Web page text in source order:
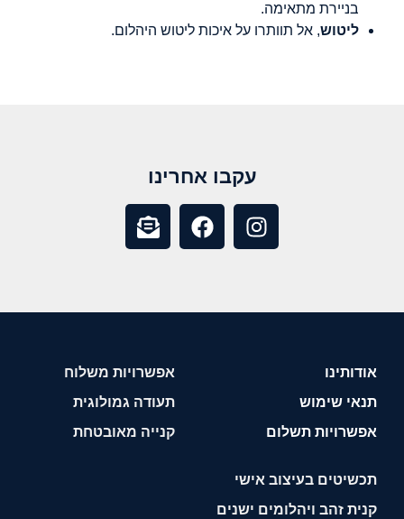
בניירת מתאימה.
ליטוש, אל תוותרו על איכות ליטוש היהלום.
עקבו אחרינו
אודותינו
תנאי שימוש
אפשרויות תשלום
אפשרויות משלוח
תעודה גמולוגית
קנייה מאובטחת
תכשיטים בעיצוב אישי
קנית זהב ויהלומים ישנים